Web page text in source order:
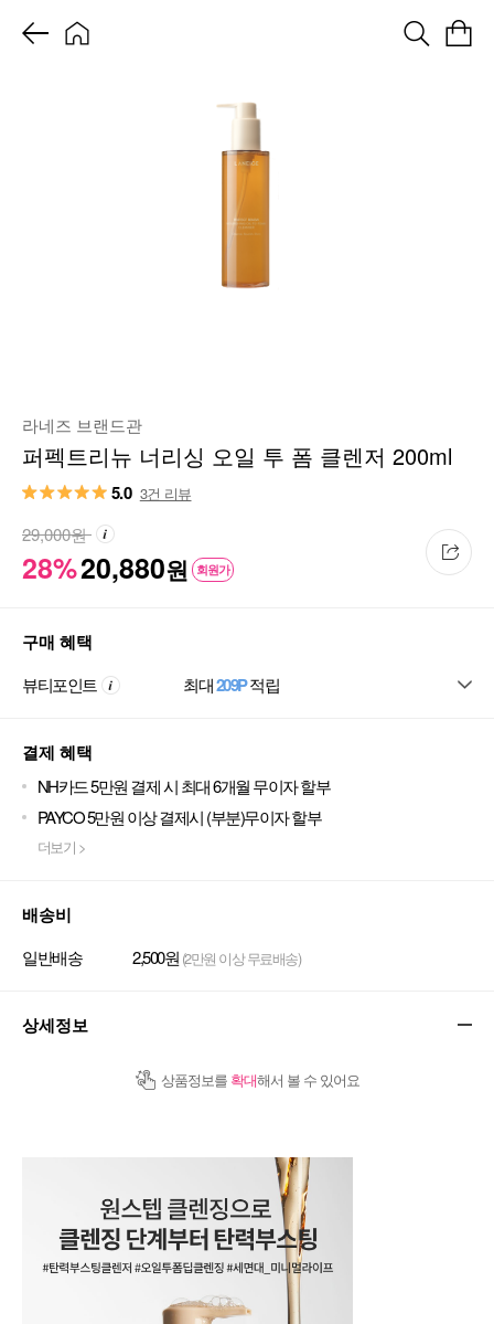
라네즈 브랜드관
퍼펙트리뉴 너리싱 오일 투 폼 클렌저 200ml
5.0 3건 리뷰
28%20,880원 회원가
29,000원
구매 혜택
뷰티포인트 최대209P적립
결제 혜택
NH카드 5만원 결제 시 최대 6개월 무이자 할부
PAYCO 5만원 이상 결제시 (부분)무이자 할부
더보기 >
배송비
일반배송 2,500원 (2만원 이상 무료배송)
상세정보
상품정보를 확대해서 볼 수 있어요